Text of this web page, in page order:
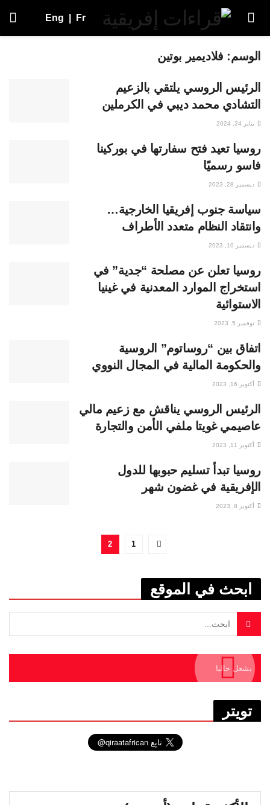
Eng Fr
الوسم: فلاديمير بوتين
الرئيس الروسي يلتقي بالزعيم
التشادي محمد ديبي في الكرملين
يناير 24, 2024
روسيا تعيد فتح سفارتها في بوركينا
فاسو رسميًا
ديسمبر 28, 2023
سياسة جنوب إفريقيا الخارجية…
وانتقاد النظام متعدد الأطراف
ديسمبر 10, 2023
روسيا تعلن عن مصلحة “جدية” في
استخراج الموارد المعدنية في غينيا
الاستوائية
نوفمبر 5, 2023
اتفاق بين “روساتوم” الروسية
والحكومة المالية في المجال النووي
أكتوبر 16, 2023
الرئيس الروسي يناقش مع زعيم مالي
عاصيمي غويتا ملفي الأمن والتجارة
أكتوبر 11, 2023
روسيا تبدأ تسليم حبوبها للدول
الإفريقية في غضون شهر
أكتوبر 8, 2023
1
2
ابحث في الموقع
يشغل حاليا
تويتر